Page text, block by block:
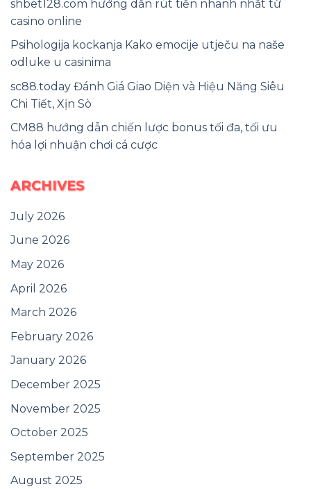
shbet128.com hướng dẫn rút tiền nhanh nhất từ
casino online
Psihologija kockanja Kako emocije utječu na naše
odluke u casinima
sc88.today Đánh Giá Giao Diện và Hiệu Năng Siêu
Chi Tiết, Xịn Sò
CM88 hướng dẫn chiến lược bonus tối đa, tối ưu
hóa lợi nhuận chơi cá cược
ARCHIVES
July 2026
June 2026
May 2026
April 2026
March 2026
February 2026
January 2026
December 2025
November 2025
October 2025
September 2025
August 2025